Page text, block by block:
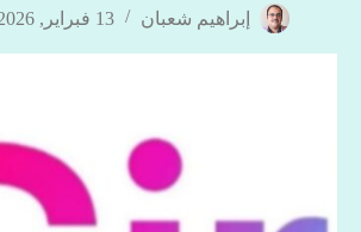
إبراهيم شعبان 13 فبراير, 2026